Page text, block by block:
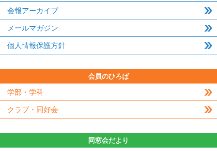
会報アーカイブ
メールマガジン
個人情報保護方針
会員のひろば
学部・学科
クラブ・同好会
同窓会だより